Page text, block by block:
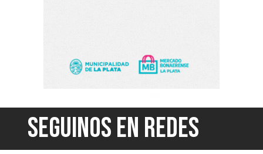
SEGUINOS EN REDES